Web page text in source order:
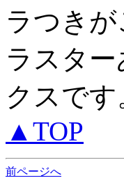
ラつき
ラスタ
クスです
▲TOP
前ページへ